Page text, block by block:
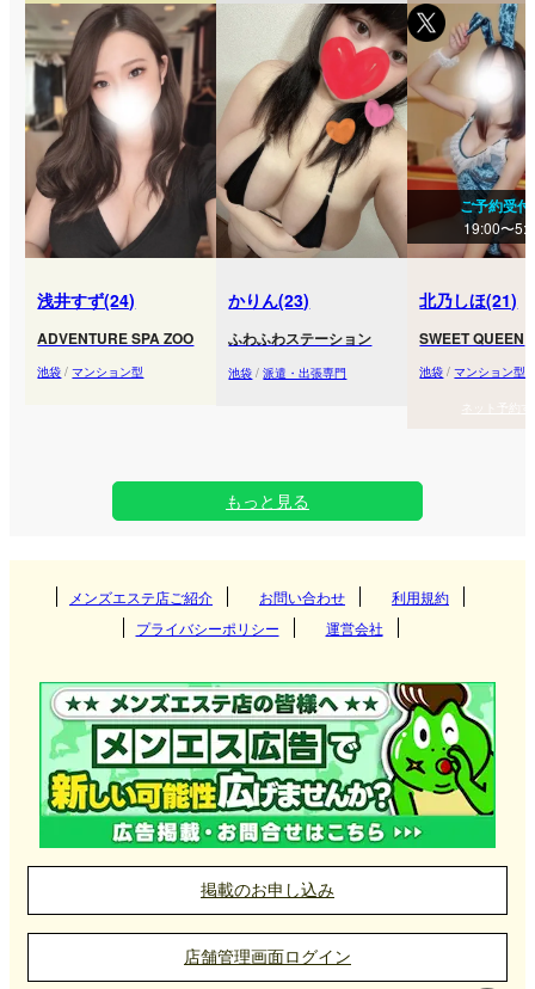
浅井すず(24)
ADVENTURE SPA ZOO
池袋 /マンション型
かりん(23)
ふわふわステーション
池袋 /派遣・出張専門
ご予約受
19:00〜
北乃しほ(21)
SWEET QUEEN
池袋 /マンション型
もっと見る
メンズエステ店ご紹介 お問い合わせ
利用規約
プライバシーポリシー
運営会社
掲載のお申し込み
店舗管理画面ログイン